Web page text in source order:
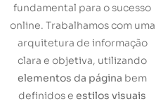
fundamental para o sucesso
online. Trabalhamos com uma
arquitetura de informação
clara e objetiva, utilizando
elementos da página bem
definidos e estilos visuais